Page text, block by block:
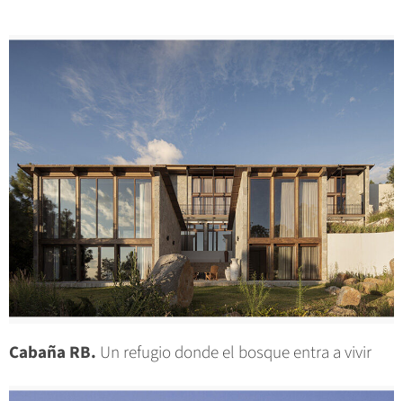
Cabaña RB. Un refugio donde el bosque entra a vivir